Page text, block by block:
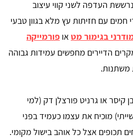
העדפה לשני קווי עיצוב
חמים עם חזיתות עץ מלא בגוון טבעי
בגימור מטאו פורמייקה
הדיירים מחפשים עמידות גבוהה
משתנות.
קיסר או גרניט פורצלן דק (למי
מוכיח את עצמו כעמיד בפני
תכופים אצל כל אוהב בישול מקומי.